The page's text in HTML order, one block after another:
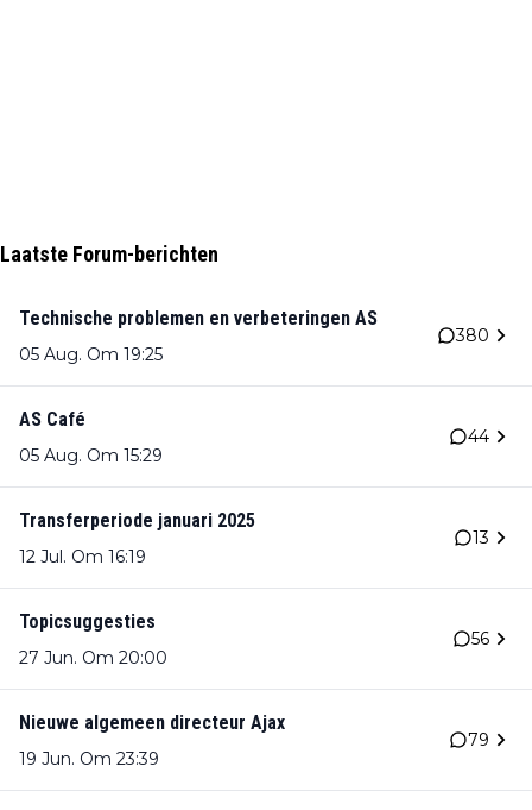
Laatste Forum-berichten
Technische problemen en verbeteringen AS
05 Aug. Om 19:25
380
AS Café
05 Aug. Om 15:29
44
Transferperiode januari 2025
12 Jul. Om 16:19
13
Topicsuggesties
27 Jun. Om 20:00
56
Nieuwe algemeen directeur Ajax
19 Jun. Om 23:39
79